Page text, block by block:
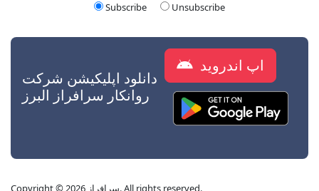
Subscribe Unsubscribe
دانلود اپلیکیشن شرکت
روانکار سرافراز البرز
اپ اندروید
Copyright © 2026 سرافراز. All rights reserved.